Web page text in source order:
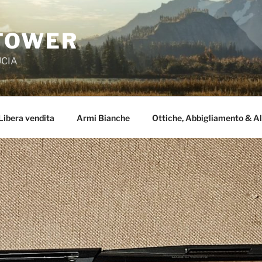
vendita Armi Bianche Ottiche, Abbigliamento &